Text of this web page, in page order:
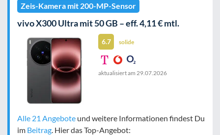
Zeis-Kamera mit 200-MP-Sensor
vivo X300 Ultra mit 50 GB – eff. 4,11 € mtl.
6.7 solide
aktualisiert am 29.07.2026
Alle 21 Angebote und weitere Informationen findest Du
im Beitrag . Hier das Top-Angebot: